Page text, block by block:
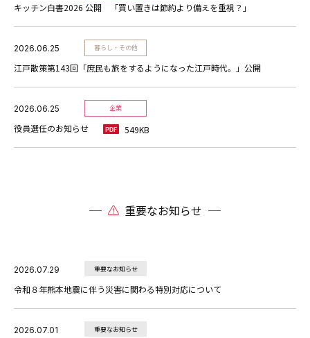
キッチン白書2026 公開 「買い置きは節約より備えを重視？」
2026.06.25 暮らし・その他
江戸散策第143回「庶民も旅をするようになった江戸時代。」公開
2026.06.25 企業
役員選任のお知らせ 549KB
重要なお知らせ
2026.07.29 重要なお知らせ
令和８年熊本地震に伴う災害に関わる特別対応について
2026.07.01 重要なお知らせ